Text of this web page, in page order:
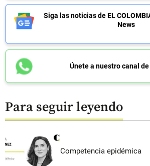
Siga las noticias de EL
News
Únete a nuestro canal
Para seguir leyendo
Competencia epidémica